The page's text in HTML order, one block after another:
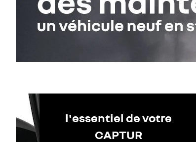
l'essentiel de votre
CAPTUR